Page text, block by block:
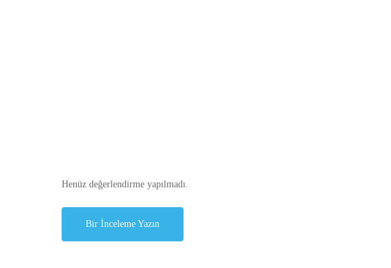
Henüz değerlendirme yapılmadı.
Bir İnceleme Yazın